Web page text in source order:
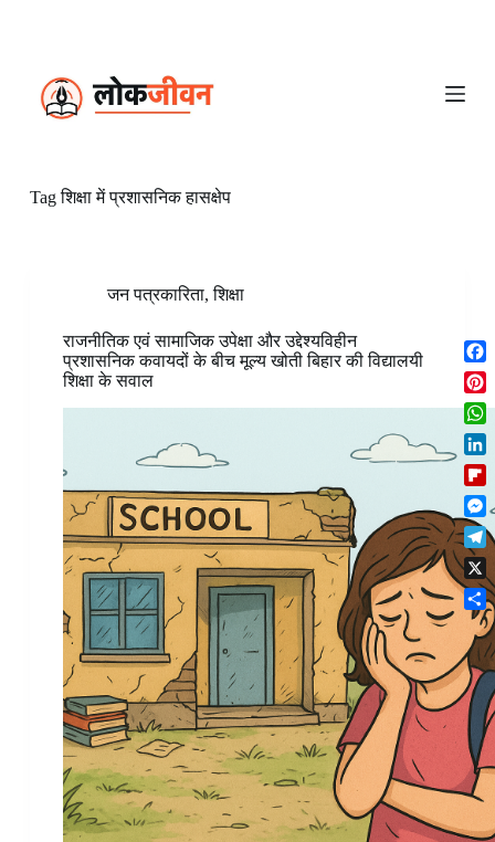
Tagशिक्षा में प्रशासनिक हासक्षेप
जन पत्रकारिता,शिक्षा
राजनीतिक एवं सामाजिक उपेक्षा और उद्देश्यविहीन
प्रशासनिक कवायदों के बीच मूल्य खोती बिहार की विद्यालयी
शिक्षा के सवाल
F
a
c
e
b
o
o
k
P
i
n
t
e
r
e
s
t
W
h
a
t
s
A
p
p
L
i
n
k
e
d
I
n
F
l
i
p
b
o
r
d
M
e
s
s
e
n
g
e
r
T
e
l
e
g
r
a
m
X
S
h
a
r
e